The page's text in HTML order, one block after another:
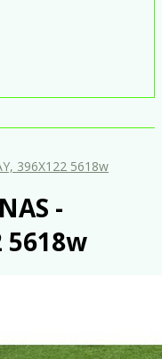
396X122 5618w
-
5618w